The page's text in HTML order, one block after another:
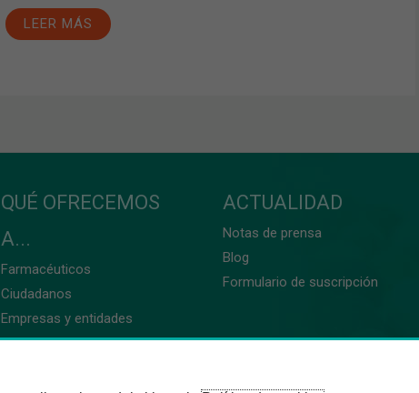
LEER MÁS
QUÉ OFRECEMOS
A...
Farmacéuticos
Ciudadanos
Empresas y entidades
ACTUALIDAD
Notas de prensa
Blog
Formulario de suscripción